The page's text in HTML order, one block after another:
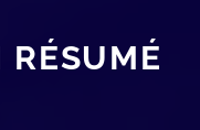
RÉSUMÉ